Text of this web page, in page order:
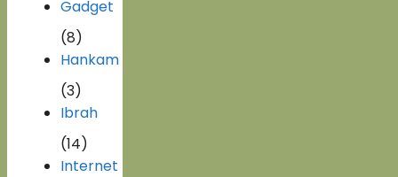
Gadget
(8)
Hankam
(3)
Ibrah
(14)
Internet